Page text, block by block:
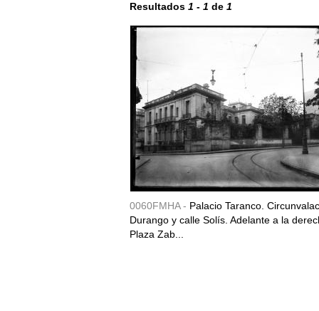
Resultados 1 - 1 de 1
0060FMHA - Palacio Taranco.
Durango y calle Solís. Adelante a la
Plaza Zab...